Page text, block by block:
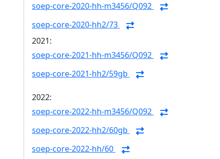
soep-core-2020-hh-m3456/Q092
soep-core-2020-hh2/73
2021:
soep-core-2021-hh-m3456/Q092
soep-core-2021-hh2/59gb
2022:
soep-core-2022-hh-m3456/Q092
soep-core-2022-hh2/60gb
soep-core-2022-hh/60